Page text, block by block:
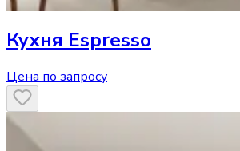
Кухня Espresso
Цена по запросу